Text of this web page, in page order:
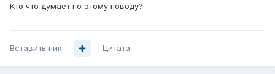
Кто что думает по этому поводу?
Вставить ник Цитата